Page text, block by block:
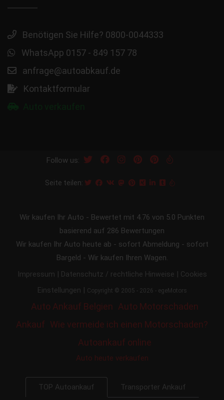
Benötigen Sie Hilfe? 0800-0044333
WhatsApp 0157 - 849 157 78
anfrage@autoabkauf.de
Kontaktformular
Follow us:
Seite teilen:
Wir kaufen Ihr Auto - Bewertet mit 4.76 von 5.0 Punkten
basierend auf 286 Bewertungen
Wir kaufen Ihr Auto heute ab - sofort Abmeldung - sofort
Bargeld - Wir kaufen Ihren Wagen.
Impressum | Datenschutz / rechtliche Hinweise | Cookies
Einstellungen | Copyright © 2005 - 2026 - egeMotors
Auto Ankauf Belgien
Auto Motorschaden
Ankauf Wie vermeide ich einen Motorschaden?
Autoankauf online
Auto heute verkaufen
TOP Autoankauf Transporter Ankauf